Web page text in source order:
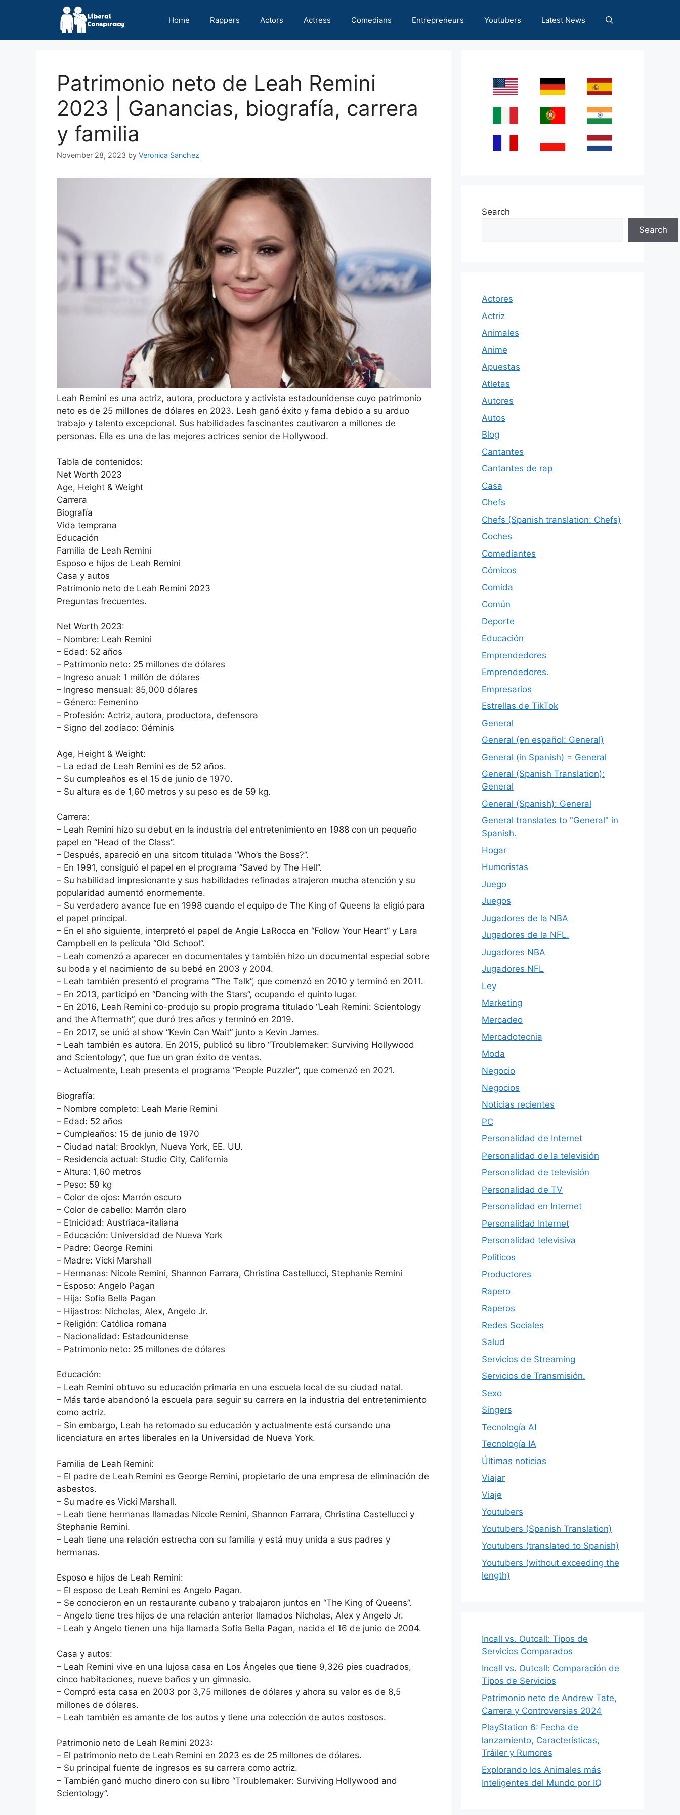
Home Rappers Actors Actress Comedians Entrepreneurs Youtubers Latest News
Patrimonio neto de Leah Remini
2023 | Ganancias, biografía, carrera
y familia
November 28, 2023 by Veronica Sanchez
Leah Remini es una actriz, autora, productora y activista estadounidense cuyo patrimonio
neto es de 25 millones de dólares en 2023. Leah ganó éxito y fama debido a su arduo
trabajo y talento excepcional. Sus habilidades fascinantes cautivaron a millones de
personas. Ella es una de las mejores actrices senior de Hollywood.
Tabla de contenidos:
Net Worth 2023
Age, Height & Weight
Carrera
Biografía
Vida temprana
Educación
Familia de Leah Remini
Esposo e hijos de Leah Remini
Casa y autos
Patrimonio neto de Leah Remini 2023
Preguntas frecuentes.
Net Worth 2023:
– Nombre: Leah Remini
– Edad: 52 años
– Patrimonio neto: 25 millones de dólares
– Ingreso anual: 1 millón de dólares
– Ingreso mensual: 85,000 dólares
– Género: Femenino
– Profesión: Actriz, autora, productora, defensora
– Signo del zodíaco: Géminis
Age, Height & Weight:
– La edad de Leah Remini es de 52 años.
– Su cumpleaños es el 15 de junio de 1970.
– Su altura es de 1,60 metros y su peso es de 59 kg.
Carrera:
– Leah Remini hizo su debut en la industria del entretenimiento en 1988 con un pequeño
papel en “Head of the Class”.
– Después, apareció en una sitcom titulada “Who’s the Boss?”.
– En 1991, consiguió el papel en el programa “Saved by The Hell”.
– Su habilidad impresionante y sus habilidades refinadas atrajeron mucha atención y su
popularidad aumentó enormemente.
– Su verdadero avance fue en 1998 cuando el equipo de The King of Queens la eligió para
el papel principal.
– En el año siguiente, interpretó el papel de Angie LaRocca en “Follow Your Heart” y Lara
Campbell en la película “Old School”.
– Leah comenzó a aparecer en documentales y también hizo un documental especial sobre
su boda y el nacimiento de su bebé en 2003 y 2004.
– Leah también presentó el programa “The Talk”, que comenzó en 2010 y terminó en 2011.
– En 2013, participó en “Dancing with the Stars”, ocupando el quinto lugar.
– En 2016, Leah Remini co-produjo su propio programa titulado “Leah Remini: Scientology
and the Aftermath”, que duró tres años y terminó en 2019.
– En 2017, se unió al show “Kevin Can Wait” junto a Kevin James.
– Leah también es autora. En 2015, publicó su libro “Troublemaker: Surviving Hollywood
and Scientology”, que fue un gran éxito de ventas.
– Actualmente, Leah presenta el programa “People Puzzler”, que comenzó en 2021.
Biografía:
– Nombre completo: Leah Marie Remini
– Edad: 52 años
– Cumpleaños: 15 de junio de 1970
– Ciudad natal: Brooklyn, Nueva York, EE. UU.
– Residencia actual: Studio City, California
– Altura: 1,60 metros
– Peso: 59 kg
– Color de ojos: Marrón oscuro
– Color de cabello: Marrón claro
– Etnicidad: Austriaca-italiana
– Educación: Universidad de Nueva York
– Padre: George Remini
– Madre: Vicki Marshall
– Hermanas: Nicole Remini, Shannon Farrara, Christina Castellucci, Stephanie Remini
– Esposo: Angelo Pagan
– Hija: Sofia Bella Pagan
– Hijastros: Nicholas, Alex, Angelo Jr.
– Religión: Católica romana
– Nacionalidad: Estadounidense
– Patrimonio neto: 25 millones de dólares
Educación:
– Leah Remini obtuvo su educación primaria en una escuela local de su ciudad natal.
– Más tarde abandonó la escuela para seguir su carrera en la industria del entretenimiento
como actriz.
– Sin embargo, Leah ha retomado su educación y actualmente está cursando una
licenciatura en artes liberales en la Universidad de Nueva York.
Familia de Leah Remini:
– El padre de Leah Remini es George Remini, propietario de una empresa de eliminación de
asbestos.
– Su madre es Vicki Marshall.
– Leah tiene hermanas llamadas Nicole Remini, Shannon Farrara, Christina Castellucci y
Stephanie Remini.
– Leah tiene una relación estrecha con su familia y está muy unida a sus padres y
hermanas.
Esposo e hijos de Leah Remini:
– El esposo de Leah Remini es Angelo Pagan.
– Se conocieron en un restaurante cubano y trabajaron juntos en “The King of Queens”.
– Angelo tiene tres hijos de una relación anterior llamados Nicholas, Alex y Angelo Jr.
– Leah y Angelo tienen una hija llamada Sofia Bella Pagan, nacida el 16 de junio de 2004.
Casa y autos:
– Leah Remini vive en una lujosa casa en Los Ángeles que tiene 9,326 pies cuadrados,
cinco habitaciones, nueve baños y un gimnasio.
– Compró esta casa en 2003 por 3,75 millones de dólares y ahora su valor es de 8,5
millones de dólares.
– Leah también es amante de los autos y tiene una colección de autos costosos.
Patrimonio neto de Leah Remini 2023:
– El patrimonio neto de Leah Remini en 2023 es de 25 millones de dólares.
– Su principal fuente de ingresos es su carrera como actriz.
– También ganó mucho dinero con su libro “Troublemaker: Surviving Hollywood and
Scientology”.
Search
Search
Actores
Actriz
Animales
Anime
Apuestas
Atletas
Autores
Autos
Blog
Cantantes
Cantantes de rap
Casa
Chefs
Chefs (Spanish translation: Chefs)
Coches
Comediantes
Cómicos
Comida
Común
Deporte
Educación
Emprendedores
Emprendedores.
Empresarios
Estrellas de TikTok
General
General (en español: General)
General (in Spanish) = General
General (Spanish Translation):
General
General (Spanish): General
General translates to "General" in
Spanish.
Hogar
Humoristas
Juego
Juegos
Jugadores de la NBA
Jugadores de la NFL.
Jugadores NBA
Jugadores NFL
Ley
Marketing
Mercadeo
Mercadotecnia
Moda
Negocio
Negocios
Noticias recientes
PC
Personalidad de Internet
Personalidad de la televisión
Personalidad de televisión
Personalidad de TV
Personalidad en Internet
Personalidad Internet
Personalidad televisiva
Políticos
Productores
Rapero
Raperos
Redes Sociales
Salud
Servicios de Streaming
Servicios de Transmisión.
Sexo
Singers
Tecnología AI
Tecnología IA
Últimas noticias
Viajar
Viaje
Youtubers
Youtubers (Spanish Translation)
Youtubers (translated to Spanish)
Youtubers (without exceeding the
length)
Incall vs. Outcall: Tipos de
Servicios Comparados
Incall vs. Outcall: Comparación de
Tipos de Servicios
Patrimonio neto de Andrew Tate,
Carrera y Controversias 2024
PlayStation 6: Fecha de
lanzamiento, Características,
Tráiler y Rumores
Explorando los Animales más
Inteligentes del Mundo por IQ